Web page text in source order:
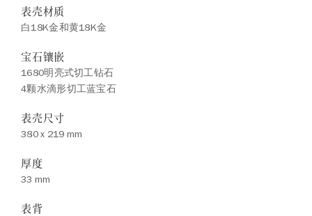
表壳材质
白18K金和黄18K金
宝石镶嵌
1680明亮式切工钻石
4颗水滴形切工蓝宝石
表壳尺寸
380 x 219 mm
厚度
33 mm
表背